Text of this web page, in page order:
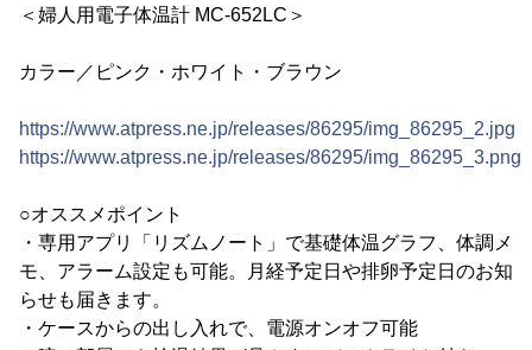
＜婦人用電子体温計 MC-652LC＞
カラー／ピンク・ホワイト・ブラウン
https://www.atpress.ne.jp/releases/86295/img_86295_2.jpg
https://www.atpress.ne.jp/releases/86295/img_86295_3.png
○オススメポイント
・専用アプリ「リズムノート」で基礎体温グラフ、体調メ
モ、アラーム設定も可能。月経予定日や排卵予定日のお知
らせも届きます。
・ケースからの出し入れで、電源オンオフ可能